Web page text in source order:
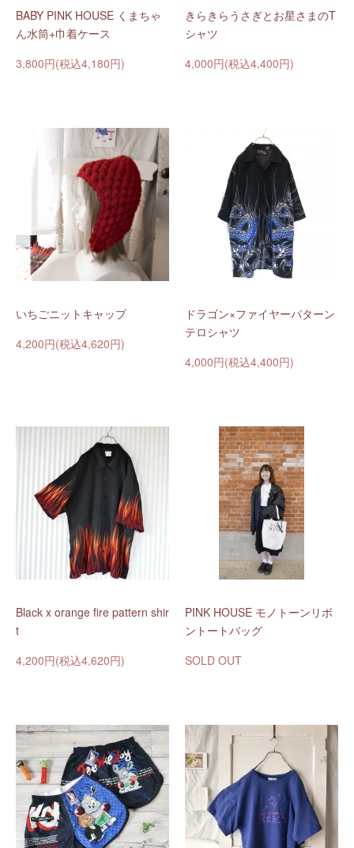
BABY PINK HOUSE くまちゃ
ん水筒+巾着ケース
3,800円(税込4,180円)
きらきらうさぎとお星さまのT
シャツ
4,000円(税込4,400円)
いちごニットキャップ
4,200円(税込4,620円)
ドラゴン×ファイヤーパターン
テロシャツ
4,000円(税込4,400円)
Black x orange fire pattern shir
t
4,200円(税込4,620円)
PINK HOUSE モノトーンリボ
ントートバッグ
SOLD OUT